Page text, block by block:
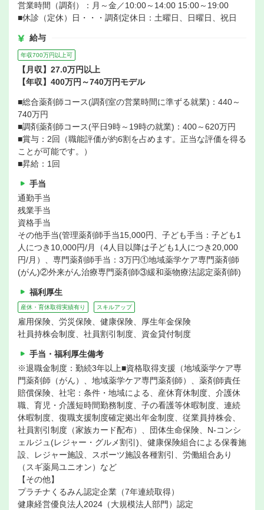
営業時間（調剤）：月～金／10:00～14:00 15:00～19:00
■休診（定休）日・・・調剤定休日：土曜日、日曜日、祝日
給与
年収700万円以上可
【月収】27.0万円以上
【年収】400万円～740万円モデル
■総合薬剤師コース(調剤室の営業時間に準ずる就業)：440～
740万円
■調剤薬剤師コース(平日9時～19時の就業)：400～620万円
■賞与：2回（職能評価が約6割を占めます。正当な評価を得る
ことが可能です。）
■昇給：1回
手当
通勤手当
残業手当
資格手当
その他手当(管理薬剤師手当15,000円、子ども手当：子ども1
人につき10,000円/月（4人目以降は子ども1人につき20,000
円/月）、専門薬剤師手当：3万円①地域薬学ケア専門薬剤師
(がん)②外来がん治療専門薬剤師③緩和薬物療法認定薬剤師)
福利厚生
産休・育休取得実績有り スキルアップ
雇用保険、労災保険、健康保険、厚生年金保険
社員持株会制度、社員割引制度、資金貸付制度
手当・福利厚生備考
※退職金制度：勤続3年以上■資格取得支援（地域薬学ケア専
門薬剤師（がん）、地域薬学ケア専門薬剤師）、薬剤師責任
賠償保険、社宅：条件・地域による、産休育休制度、介護休
職、育児・介護短時間勤務制度、子の看護等休暇制度、連続
休暇制度、復職支援制度確定拠出年金制度、従業員持株会、
社員割引制度（家族カード配布）、団体生命保険、N-コンシ
ェルジュ(レジャー・グルメ割引)、健康保険組合による保養施
設、レジャー施設、スポーツ施設各種割引、労働組合あり
（スギ薬局ユニオン）など
【その他】
プラチナくるみん認定企業（7年連続取得）
健康経営優良法人2024（大規模法人部門）認定